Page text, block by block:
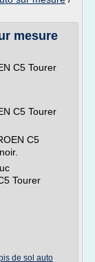
mesure
C5 Tourer
C5 Tourer
C5
Tourer
de sol auto